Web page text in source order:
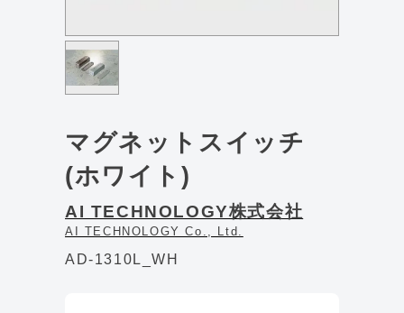
マグネットスイッチ
(ホワイト)
AI TECHNOLOGY株式会社
AI TECHNOLOGY Co., Ltd.
AD-1310L_WH